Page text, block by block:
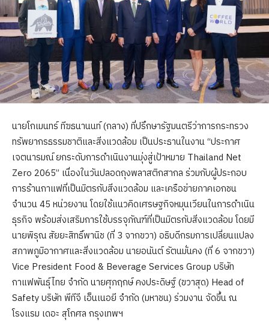
นายโกเมนทร์ ทีฆธนานนท์ (กลาง) ที่ปรึกษารัฐมนตรีว่าการกระทรวง
ทรัพยากรธรรมชาติและสิ่งแวดล้อม เป็นประธานในงาน “ประกาศ
เจตนารมณ์ ยกระดับการดำเนินงานมุ่งสู่เป้าหมาย Thailand Net
Zero 2065” เนื่องในวันปลอดถุงพลาสติกสากล ร่วมกับผู้ประกอบ
การร้านกาแฟที่เป็นมิตรกับสิ่งแวดล้อม และเครือข่ายภาคเอกชน
จำนวน 45 หน่วยงาน โดยใช้แนวคิดเศรษฐกิจหมุนเวียนในการดำเนิน
ธุรกิจ พร้อมส่งเสริมการใช้บรรจุภัณฑ์ที่เป็นมิตรกับสิ่งแวดล้อม โดยมี
นายพิรุณ สัยยะสิทธิ์พานิช (ที่ 3 จากขวา) อธิบดีกรมการเปลี่ยนแปลง
สภาพภูมิอากาศและสิ่งแวดล้อม นายอนันต์ รัตนมั่นคง (ที่ 6 จากขวา)
Vice President Food & Beverage Services Group บริษัท
กาแฟพันธุ์ไทย จำกัด นายศุภฤกษ์ คงประดิษฐ์ (ขวาสุด) Head of
Safety บริษัท พีทีจี เอ็นเนอยี จำกัด (มหาชน) ร่วมงาน จัดขึ้น ณ
โรงแรม เดอะ สุโกศล กรุงเทพฯ